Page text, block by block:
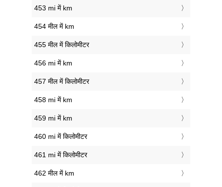
453 mi में km
454 मील में km
455 मील में किलोमीटर
456 mi में km
457 मील में किलोमीटर
458 mi में km
459 mi में km
460 mi में किलोमीटर
461 mi में किलोमीटर
462 मील में km